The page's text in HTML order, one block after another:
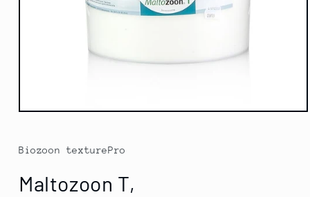
Medien
Modal
öffnen
Biozoon texturePro
Maltozoon T,